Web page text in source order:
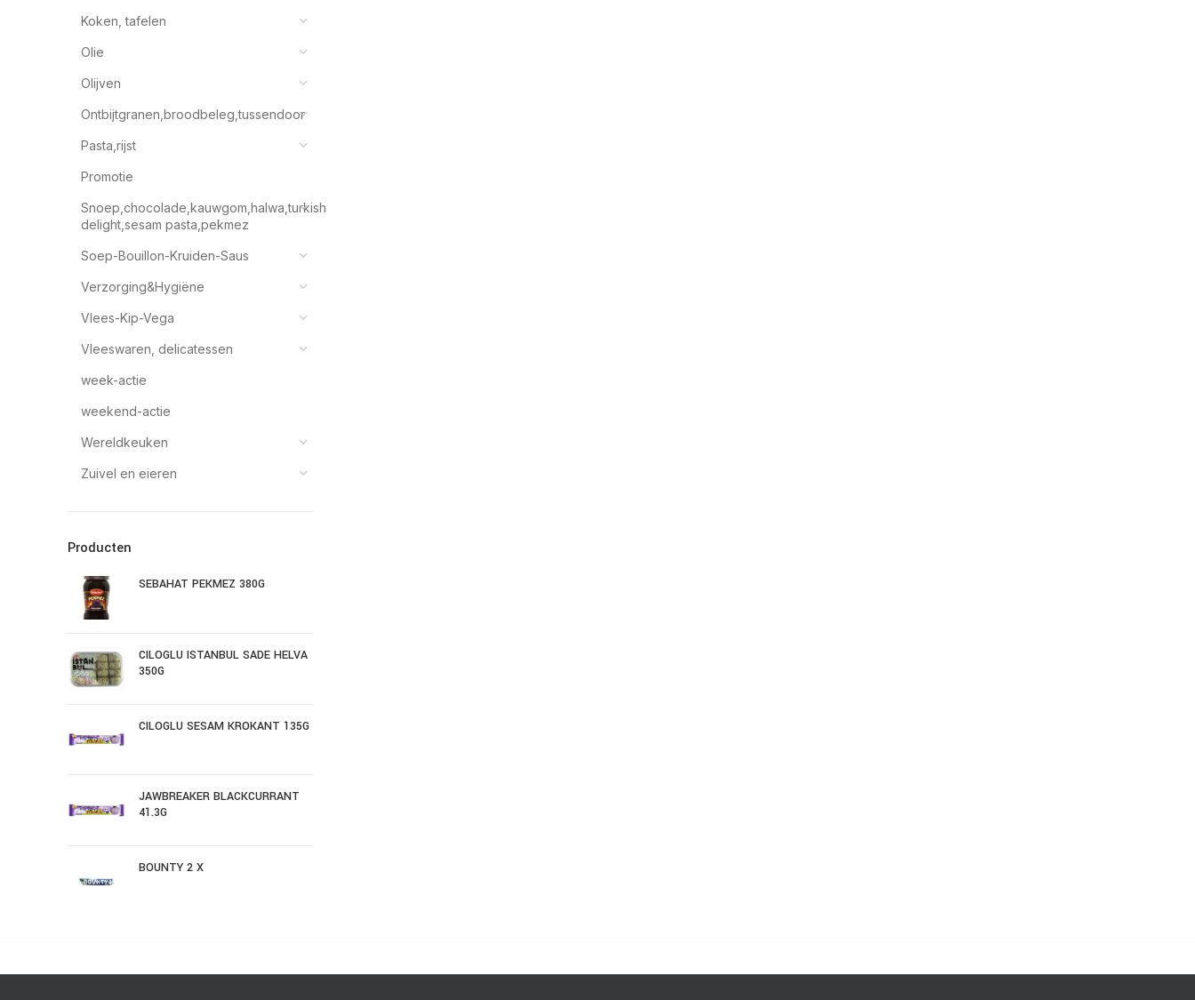
Koken, tafelen
Olie
Olijven
Ontbijtgranen,broodbeleg,tussendoor
Pasta,rijst
Promotie
Snoep,chocolade,kauwgom,halwa,turkish
delight,sesam pasta,pekmez
Soep-Bouillon-Kruiden-Saus
Verzorging&Hygiëne
Vlees-Kip-Vega
Vleeswaren, delicatessen
week-actie
weekend-actie
Wereldkeuken
Zuivel en eieren
Producten
SEBAHAT PEKMEZ 380G
CILOGLU ISTANBUL SADE HELVA
350G
CILOGLU SESAM KROKANT 135G
JAWBREAKER BLACKCURRANT
41.3G
BOUNTY 2 X